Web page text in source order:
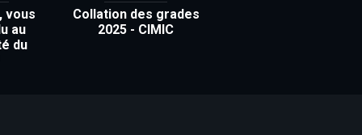
vous
au
du
Collation des grades
2025 - CIMIC